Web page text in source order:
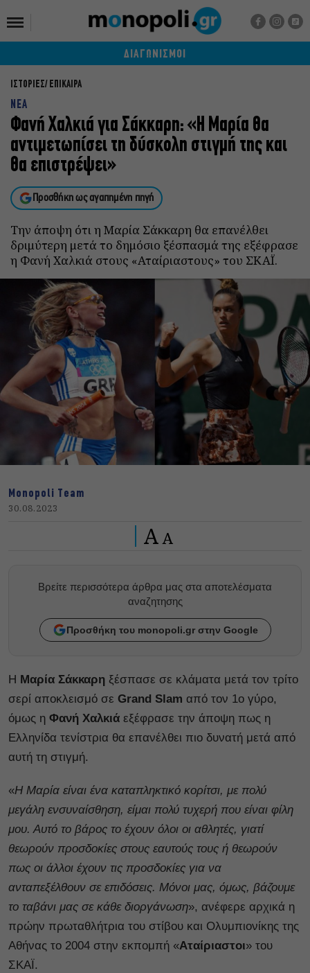
ΔΙΑΓΩΝΙΣΜΟΙ
ΙΣΤΟΡΙΕΣ ΕΠΙΚΑΙΡΑ
ΝΕΑ
Φανή Χαλκιά για Σάκκαρη: «Η Μαρία θα
αντιμετωπίσει τη δύσκολη στιγμή της και
θα επιστρέψει»
Προσθήκη ως αγαπημένη πηγή
Την άποψη ότι η Μαρία Σάκκαρη θα επανέλθει
δριμύτερη μετά το δημόσιο ξέσπασμά της εξέφρασε
η Φανή Χαλκιά στους «Αταίριαστους» του ΣΚΑΪ.
Monopoli Team
30.08.2023
A A
Βρείτε περισσότερα άρθρα μας στα αποτελέσματα
αναζητησης
Προσθήκη του monopoli.gr στην Google
Η Μαρία Σάκκαρη ξέσπασε σε κλάματα μετά τον τρίτο
σερί αποκλεισμό σε Grand Slam από τον 1ο γύρο,
όμως η Φανή Χαλκιά εξέφρασε την άποψη πως η
Ελληνίδα τενίστρια θα επανέλθει πιο δυνατή μετά από
αυτή τη στιγμή.
«Η Μαρία είναι ένα καταπληκτικό κορίτσι, με πολύ
μεγάλη ενσυναίσθηση, είμαι πολύ τυχερή που είναι φίλη
μου. Αυτό το βάρος το έχουν όλοι οι αθλητές, γιατί
θεωρούν προσδοκίες στους εαυτούς τους ή θεωρούν
πως οι άλλοι έχουν τις προσδοκίες για να
ανταπεξέλθουν σε επιδόσεις. Μόνοι μας, όμως, βάζουμε
το ταβάνι μας σε κάθε διοργάνωση», ανέφερε αρχικά η
πρώην πρωταθλήτρια του στίβου και Ολυμπιονίκης της
Αθήνας το 2004 στην εκπομπή «Αταίριαστοι» του
ΣΚΑΪ.